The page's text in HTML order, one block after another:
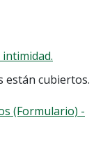
están cubiertos.
(Formulario) -